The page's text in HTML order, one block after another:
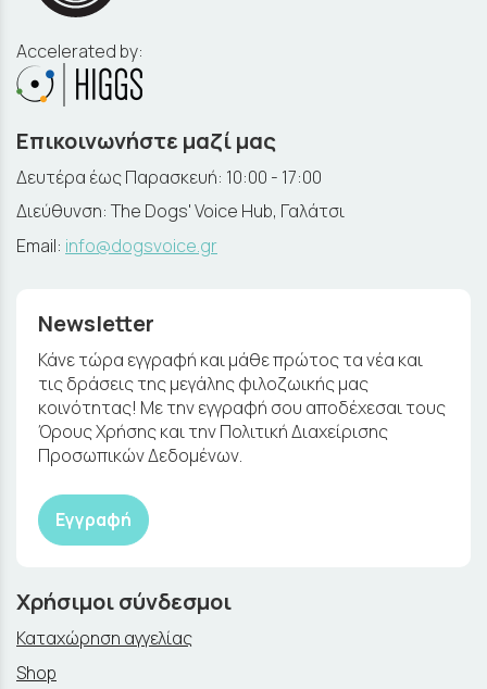
Accelerated by:
Επικοινωνήστε μαζί μας
Δευτέρα έως Παρασκευή: 10:00 - 17:00
Διεύθυνση: The Dogs' Voice Hub, Γαλάτσι
Email: info@dogsvoice.gr
Newsletter
Κάνε τώρα εγγραφή και μάθε πρώτος τα νέα και
τις δράσεις της μεγάλης φιλοζωικής μας
κοινότητας! Με την εγγραφή σου αποδέχεσαι τους
Όρους Χρήσης και την Πολιτική Διαχείρισης
Προσωπικών Δεδομένων.
Εγγραφή
Χρήσιμοι σύνδεσμοι
Καταχώρηση αγγελίας
Shop